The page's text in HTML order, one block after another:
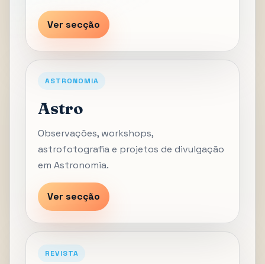
Ver secção
ASTRONOMIA
Astro
Observações, workshops,
astrofotografia e projetos de divulgação
em Astronomia.
Ver secção
REVISTA